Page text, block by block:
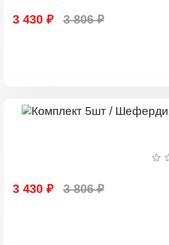
3 430 ₽ 3 806 ₽
3 430 ₽ 3 806 ₽